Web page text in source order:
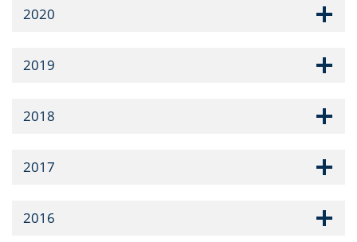
2020
2019
2018
2017
2016